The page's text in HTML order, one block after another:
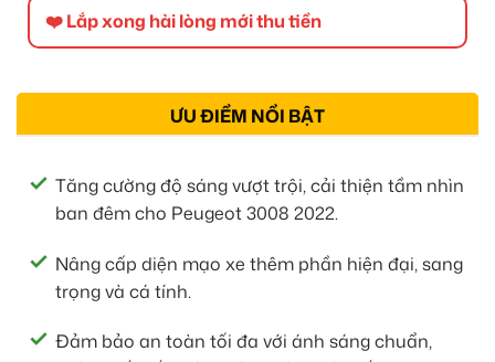
❤️ Lắp xong hài lòng mới thu tiền
ƯU ĐIỂM NỔI BẬT
Tăng cường độ sáng vượt trội, cải thiện tầm nhìn
ban đêm cho Peugeot 3008 2022.
Nâng cấp diện mạo xe thêm phần hiện đại, sang
trọng và cá tính.
Đảm bảo an toàn tối đa với ánh sáng chuẩn,